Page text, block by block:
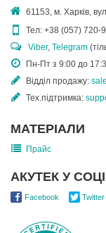
61153, м. Харків,
Тел: +38 (057) 720-
Viber, Telegram
Пн-Пт з 9:00 до
Відділ продажу:
Тех.підтримка:
МАТЕРІАЛИ
Прайс
АКУТЕК У
Facebook Twitter